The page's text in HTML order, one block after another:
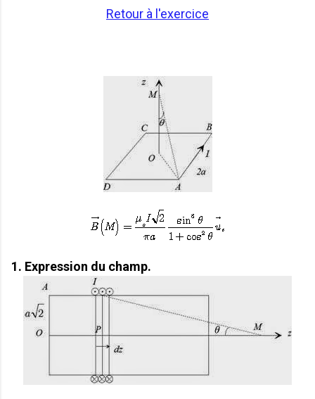
Retour à l'exercice
1. Expression du champ.